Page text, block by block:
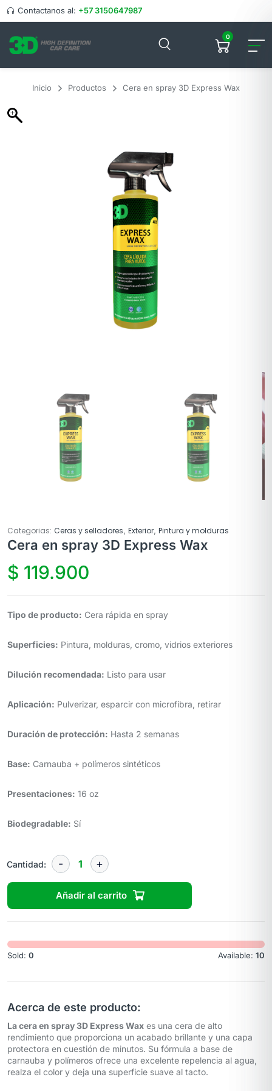
Contactanos al: +57 3150647987
0
Inicio Productos Cera en spray 3D Express Wax
Categorias: Ceras y selladores, Exterior, Pintura y molduras
Cera en spray 3D Express Wax
$ 119.900
Tipo de producto: Cera rápida en spray
Superficies: Pintura, molduras, cromo, vidrios exteriores
Dilución recomendada: Listo para usar
Aplicación: Pulverizar, esparcir con microfibra, retirar
Duración de protección: Hasta 2 semanas
Base: Carnauba + polímeros sintéticos
Presentaciones: 16 oz
Biodegradable: Sí
Cantidad:
Añadir al carrito
Sold: 0 Available: 10
Acerca de este producto:
La cera en spray 3D Express Wax es una cera de alto
rendimiento que proporciona un acabado brillante y una capa
protectora en cuestión de minutos. Su fórmula a base de
carnauba y polímeros ofrece una excelente repelencia al agua,
realza el color y deja una superficie suave al tacto.